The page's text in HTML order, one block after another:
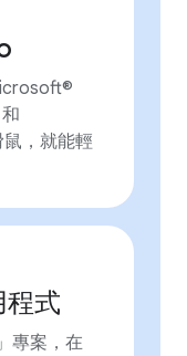
，就能輕
程式
專案，在